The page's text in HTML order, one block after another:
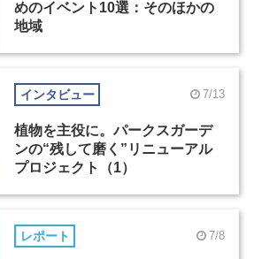
めのイベント10選：そのほかの
地域
インタビュー 7/13
植物を主役に。パークスガーデ
ンの“残して磨く”リニューアル
プロジェクト（1）
レポート 7/8